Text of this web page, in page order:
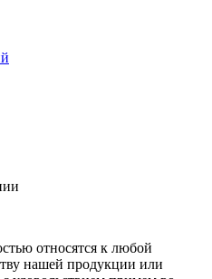
относятся к любой
нашей продукции или